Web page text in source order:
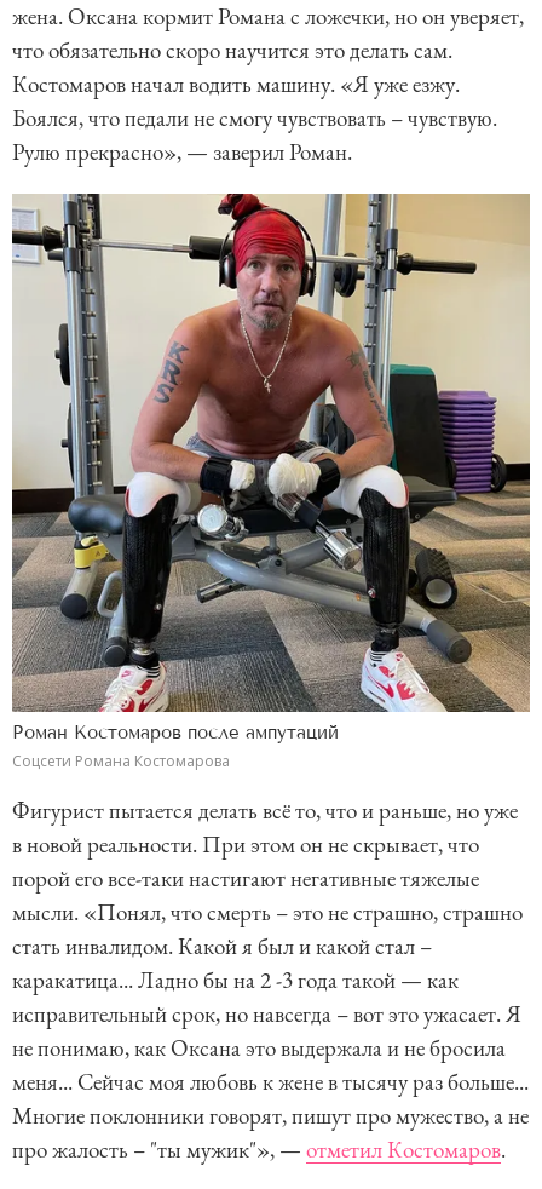
жена. Оксана кормит Романа с ложечки, но он уверяет,
что обязательно скоро научится это делать сам.
Костомаров начал водить машину. «Я уже езжу.
Боялся, что педали не смогу чувствовать – чувствую.
Рулю прекрасно», — заверил Роман.
Роман Костомаров после ампутаций
Соцсети Романа Костомарова
Фигурист пытается делать всё то, что и раньше, но уже
в новой реальности. При этом он не скрывает, что
порой его все-таки настигают негативные тяжелые
мысли. «Понял, что смерть – это не страшно, страшно
стать инвалидом. Какой я был и какой стал –
каракатица... Ладно бы на 2 -3 года такой — как
исправительный срок, но навсегда – вот это ужасает. Я
не понимаю, как Оксана это выдержала и не бросила
меня... Сейчас моя любовь к жене в тысячу раз больше...
Многие поклонники говорят, пишут про мужество, а не
про жалость – "ты мужик"», — отметил Костомаров.